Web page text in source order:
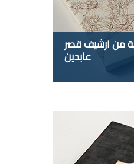
من ارشيف قصر
عابدين